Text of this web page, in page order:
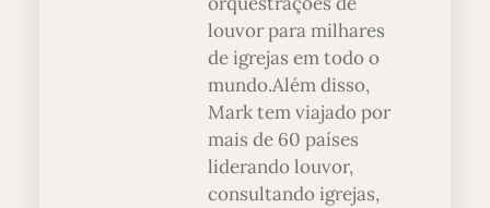
louvor para milhares
de igrejas em todo o
mundo.Além disso,
Mark tem viajado por
mais de 60 países
liderando louvor,
consultando igrejas,